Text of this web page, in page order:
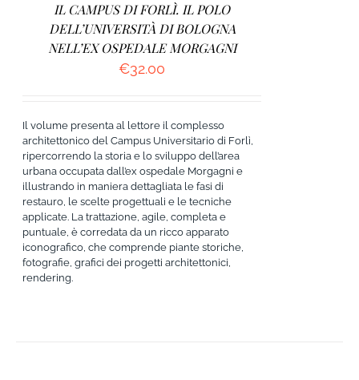
IL CAMPUS DI FORLÌ. IL POLO
DELL’UNIVERSITÀ DI BOLOGNA
NELL’EX OSPEDALE MORGAGNI
€32.00
Il volume presenta al lettore il complesso
architettonico del Campus Universitario di Forlì,
ripercorrendo la storia e lo sviluppo dell’area
urbana occupata dall’ex ospedale Morgagni e
illustrando in maniera dettagliata le fasi di
restauro, le scelte progettuali e le tecniche
applicate. La trattazione, agile, completa e
puntuale, è corredata da un ricco apparato
iconografico, che comprende piante storiche,
fotografie, grafici dei progetti architettonici,
rendering.